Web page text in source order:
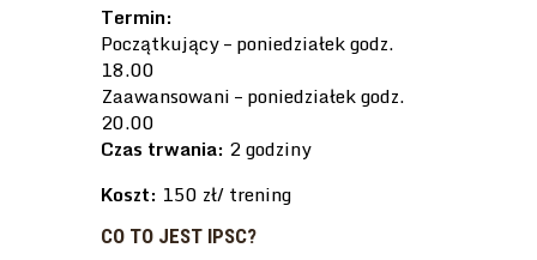
Termin:
Początkujący – poniedziałek godz.
18.00
Zaawansowani – poniedziałek godz.
20.00
Czas trwania: 2 godziny
Koszt: 150 zł/ trening
CO TO JEST IPSC?